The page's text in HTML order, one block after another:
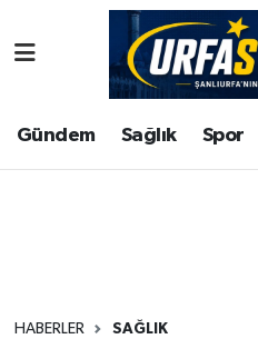
Gündem Sağlık Spor
HABERLER SAĞLIK
ASAYİS
ÇEVRE
Şanlıurfa Nöbetçi
Şanlıurfa Hava Durumu